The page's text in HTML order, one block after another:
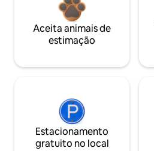
Aceita animais de
estimação
Estacionamento
gratuito no local